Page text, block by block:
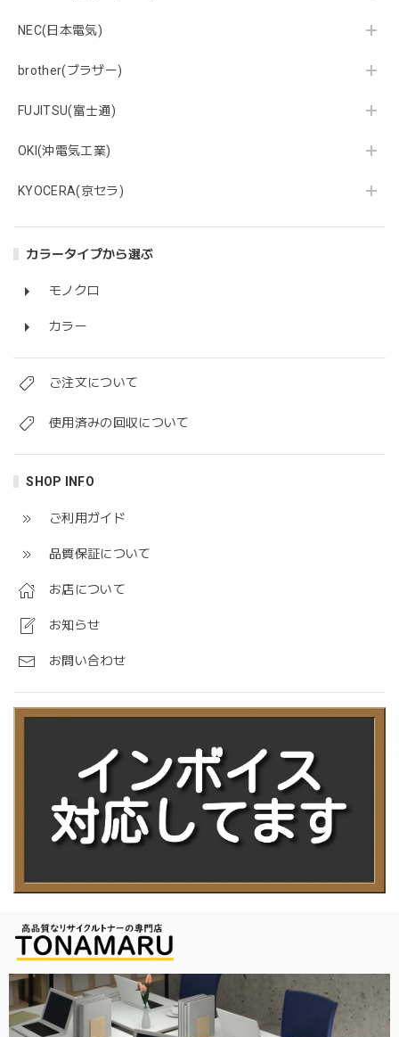
NEC(日本電気)
brother(ブラザー)
FUJITSU(富士通)
OKI(沖電気工業)
KYOCERA(京セラ)
カラータイプから選ぶ
モノクロ
カラー
ご注文について
使用済みの回収について
SHOP INFO
ご利用ガイド
品質保証について
お店について
お知らせ
お問い合わせ